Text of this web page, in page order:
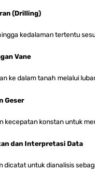
(Drilling)
kedalaman tertentu
Vane
ke dalam tanah melalui
Geser
kecepatan konstan untuk
dan Interpretasi Data
dicatat untuk dianalisis